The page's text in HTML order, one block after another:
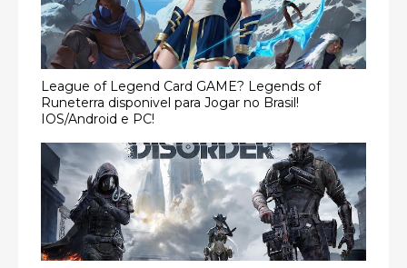
League of Legend Card GAME? Legends of
Runeterra disponivel para Jogar no Brasil!
IOS/Android e PC!